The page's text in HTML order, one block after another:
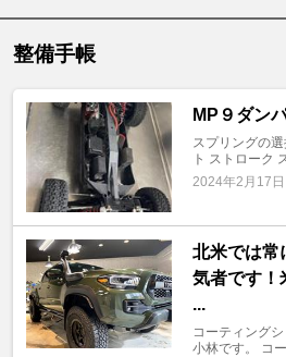
整備手帳
MP９ダン
スプリングの
ト ストローク
2024年2月17日
北米では常
気者です！
...
コーティング
小林です。 コー